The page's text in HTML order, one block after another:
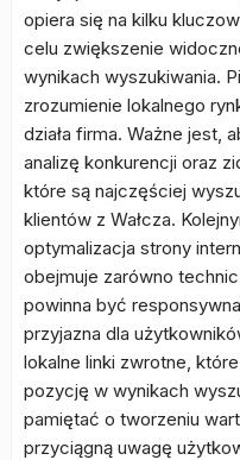
opiera się na kilku
celu zwiększenie
wynikach wyszukiwania.
zrozumienie lokalnego
działa firma. Ważne jest,
analizę konkurencji oraz
które są najczęściej
klientów z Wałcza.
optymalizacja strony
obejmuje zarówno
powinna być
przyjazna dla
lokalne linki zwrotne,
pozycję w wynikach
pamiętać o tworzeniu
przyciągną uwagę